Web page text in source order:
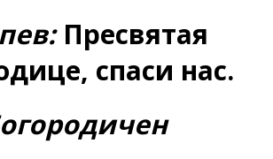
Пресвятая
спаси нас.